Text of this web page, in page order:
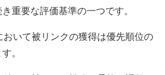
重要な評価基準の一つです。
おいて被リンクの獲得は優先順位の
。